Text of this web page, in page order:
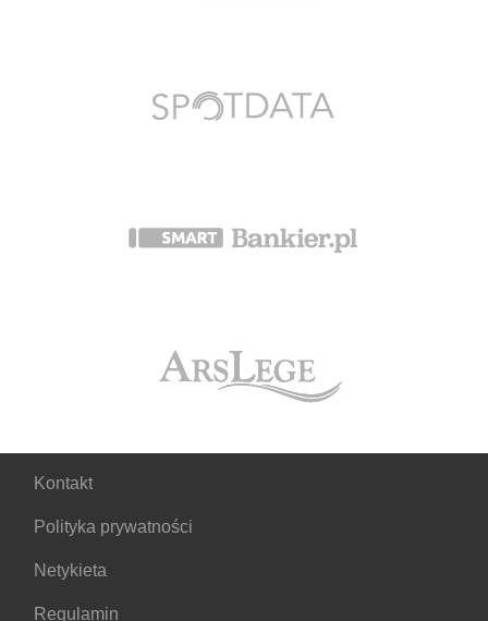
Kontakt
Polityka prywatności
Netykieta
Regulamin